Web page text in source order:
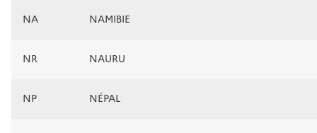
NA NAMIBIE
NR NAURU
NP NÉPAL